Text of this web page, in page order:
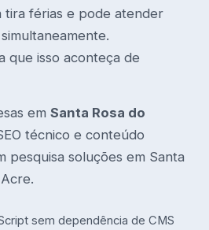
férias e pode atender
que isso aconteça de
em Santa Rosa do
técnico e conteúdo
pesquisa soluções em Santa
sem dependência de CMS